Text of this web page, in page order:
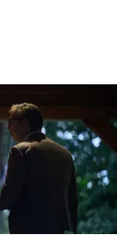
и не только.
Украины уже
митинги